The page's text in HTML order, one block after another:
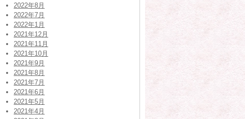
2022年8月
2022年7月
2022年1月
2021年12月
2021年11月
2021年10月
2021年9月
2021年8月
2021年7月
2021年6月
2021年5月
2021年4月